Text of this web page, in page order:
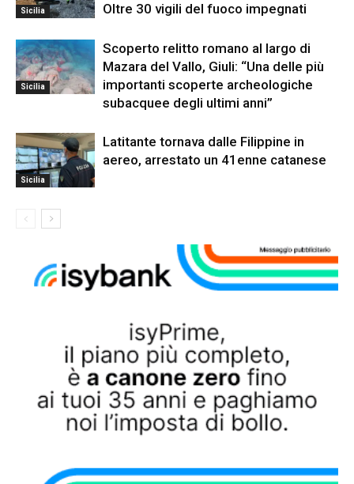
Sicilia
Oltre 30 vigili del fuoco impegnati
Sicilia
Scoperto relitto romano al largo di
Mazara del Vallo, Giuli: “Una delle più
importanti scoperte archeologiche
subacquee degli ultimi anni”
Sicilia
Latitante tornava dalle Filippine in
aereo, arrestato un 41enne catanese